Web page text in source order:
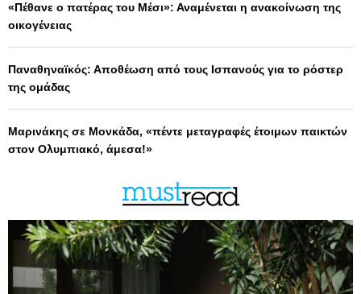
«Πέθανε ο πατέρας του Μέσι»: Αναμένεται η ανακοίνωση της
οικογένειας
Παναθηναϊκός: Αποθέωση από τους Ισπανούς για το ρόστερ
της ομάδας
Μαρινάκης σε Μονκάδα, «πέντε μεταγραφές έτοιμων παικτών
στον Ολυμπιακό, άμεσα!»